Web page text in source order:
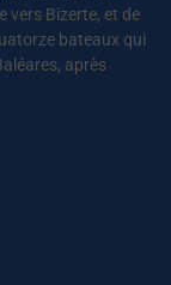
vers Bizerte, et de
bateaux qui
après